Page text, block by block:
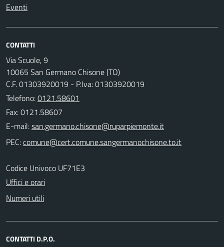
Eventi
CONTATTI
Via Scuole, 9
10065 San Germano Chisone (TO)
C.F. 01303920019 - P.Iva: 01303920019
Telefono:0121.58601
Fax: 0121.58607
E-mail:
PEC:
Codice Univoco UF71E3
Uffici e orari
Numeri utili
CONTATTI D.P.O.